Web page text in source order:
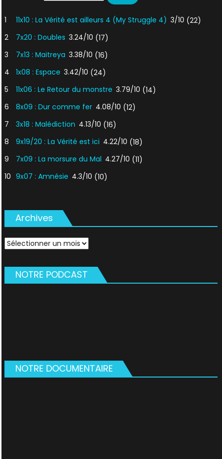
1 11x10 : La Vérité est ailleurs 4 (My Struggle 4) 3/10 (22)
2
7x20 : Doubles 3.24/10 (17)
3
7x13 : Maitreya 3.38/10 (16)
4
1x08 : Espace 3.42/10 (24)
5
11x06 : Le Retour du monstre 3.79/10 (14)
6
8x09 : Dur comme fer 4.08/10 (12)
7
3x18 : Malédiction 4.13/10 (16)
8
9x19/20 : La Vérité est ici 4.22/10 (18)
9
7x09 : La morsure du Mal 4.27/10 (11)
10 9x07 : Amnésie 4.3/10 (10)
Archives
Archives
NOTRE PODCAST
NOTRE DOCUMENTAIRE